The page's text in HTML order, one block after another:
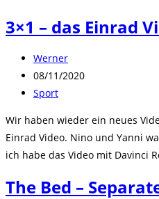
3×1 – das Einrad
Beitrags-
Autor:
Werner
Beitrag
veröffentlicht:
08/11/2020
Beitrags-
Sport
Wir haben wieder ein neues
Einrad Video. Nino und Yanni
ich habe das Video mit Davinci
The Bed –